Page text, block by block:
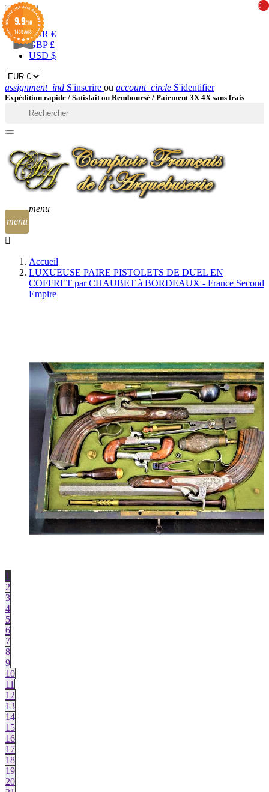
EUR 
EUR €
GBP £
USD $
assignment_ind S'inscrire ou account_circle S'identifier
Expédition rapide / Satisfait ou Remboursé / Paiement 3X 4X sans frais
menu
0
0
menu
Accueil
LUXUEUSE PAIRE PISTOLETS DE DUEL EN
COFFRET par CHAUBET à BORDEAUX - France Second
Empire
1
2
3
4
5
6
7
8
9
10
11
12
13
14
15
16
17
18
19
20
9.9/10
1439 AVIS